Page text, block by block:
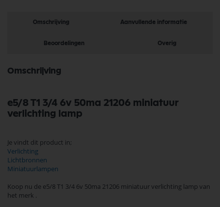
Omschrijving Aanvullende informatie
Beoordelingen Overig
Omschrijving
e5/8 T1 3/4 6v 50ma 21206 miniatuur
verlichting lamp
Je vindt dit product in;
Verlichting
Lichtbronnen
Miniatuurlampen
Koop nu de e5/8 T1 3/4 6v 50ma 21206 miniatuur verlichting lamp van
het merk .